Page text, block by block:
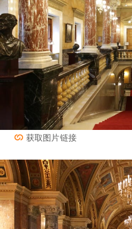
获取图片链接